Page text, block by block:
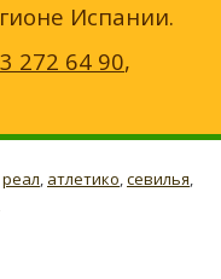
Испании.
272 64 90,
реал, атлетико,севилья,